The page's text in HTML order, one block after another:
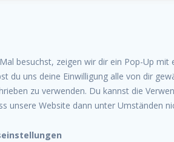
besuchst, zeigen wir dir ein Pop-Up mit
du uns deine Einwilligung alle von dir
zu verwenden. Du kannst die
unsere Website dann unter Umständen